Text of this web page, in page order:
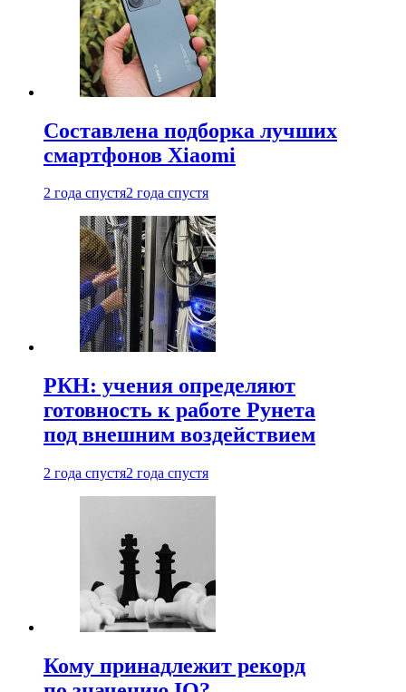
Составлена подборка лучших
смартфонов Xiaomi
2 года спустя2 года спустя
РКН: учения определяют
готовность к работе Рунета
под внешним воздействием
2 года спустя2 года спустя
Кому принадлежит рекорд